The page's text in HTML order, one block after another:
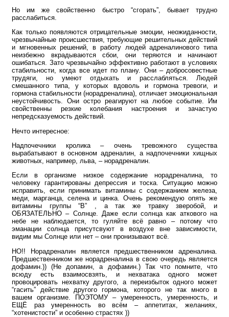
Но им же свойственно быстро “сгорать”, бывает трудно
расслабиться.
Как только появляются отрицательные эмоции, неожиданности,
чрезвычайные происшествия, требующие решительных действий
и мгновенных решений, в работу людей адреналинового типа
неизбежно вкрадываются сбои, они теряются и начинают
ошибаться. Зато чрезвычайно эффективно работают в условиях
стабильности, когда все идет по плану. Они – добросовестные
трудяги, но умеют отдыхать и расслабляться. Людей
смешанного типа, у которых вдоволь и гормона тревоги, и
гормона стабильности (норадреналина), отличает эмоциональная
неустойчивость. Они остро реагируют на любое событие. Им
свойственны резкие колебания настроения и зачастую
непредсказуемость действий.
Нечто интересное:
Надпочечники кролика – очень тревожного существа
вырабатывают в основном адреналин, а надпочечники хищных
животных, например, льва, – норадреналин.
Если в организме низкое содержание норадреналина, то
человеку гарантированы депрессия и тоска. Ситуацию можно
исправить, если принимать витамины с содержанием железа,
меди, марганца, селена и цинка. Очень рекомендую опять же
витамины группы “В” , а так же травку зверобой, и
ОБЯЗАТЕЛЬНО – Солнце. Даже если солнца как аткового на
небе не наблюдается, то гуляйте всё равно – потому что
эманации солнца присутсвуют в воздухе вне зависимости,
видим мы Солнце или нет – они пронизывают всё.
НО!! Норадреналин является предшественником адреналина.
Предшественником же норадреналина в свою очередь является
дофамин.)) (Не допамин, а дофамин.) Так что помните, что
всюду есть взаимосвзять, и нехватака одного может
провоцировать нехватку другого, а переизбыток одного может
“гасить” действие другого гормона, которого не так много в
вашем организме. ПОЭТОМУ – умеренность, умеренность, и
ЕЩЁ раз умеренность во всём – аппетитах, желаниях,
“хотенистости” и особенно страстях ))